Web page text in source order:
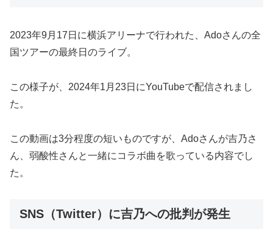
2023年9月17日に横浜アリーナで行われた、Adoさんの全
国ツアーの最終日のライブ。
この様子が、2024年1月23日にYouTubeで配信されまし
た。
この動画は3分程度の短いものですが、Adoさんが吉乃さ
ん、弱酸性さんと一緒にコラボ曲を歌っている内容でし
た。
SNS（Twitter）に吉乃への批判が発生